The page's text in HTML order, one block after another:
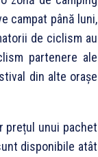
campat până luni,
de ciclism au
partenere ale
din alte orașe
prețul unui pachet
disponibile atât